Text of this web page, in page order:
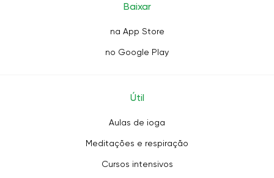
Baixar
na App Store
no Google Play
Útil
Aulas de ioga
Meditações e respiração
Cursos intensivos